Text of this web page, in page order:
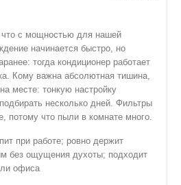
что с мощностью для нашей
начинается быстро, но
тогда кондиционер работает
Кому важна абсолютная тишина,
месте: тонкую настройку
несколько дней. Фильтры
потому что пыли в комнате много.
при работе; ровно держит
без ощущения духоты; подходит
офиса